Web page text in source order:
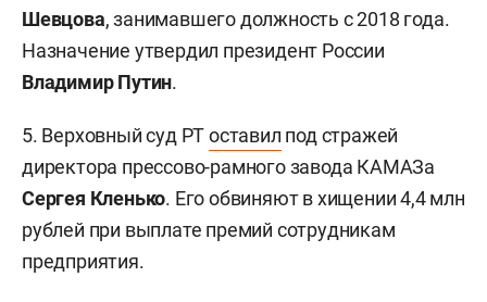
Шевцова, занимавшего должность с 2018 года.
Назначение утвердил президент России
Владимир Путин.
5. Верховный суд РТоставил под стражей
директора прессово-рамного завода КАМАЗа
Сергея Кленько. Его обвиняют в хищении 4,4 млн
рублей при выплате премий сотрудникам
предприятия.